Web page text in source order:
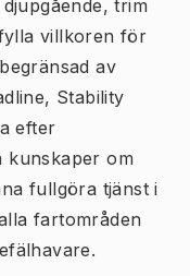
trim
villkoren för
av
Stability
efter
kunskaper om
fullgöra tjänst i
fartområden